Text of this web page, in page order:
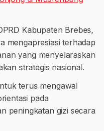
Kabupaten Brebes,
mengapresiasi terhadap
yang menyelaraskan
strategis nasional.
terus mengawal
pada
peningkatan gizi secara